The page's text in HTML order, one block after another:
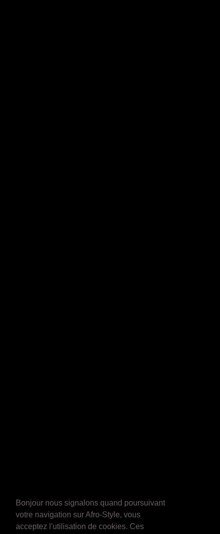
Bonjour nous signalons quand poursuivant
votre navigation sur Afro-Style, vous
acceptez l'utilisation de cookies. Ces